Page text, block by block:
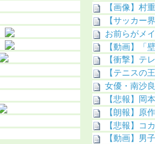
【画像】村
【サッカー
お前らがメ
【動画】「
【衝撃】テ
【テニスの
女優・南沙
【悲報】岡
【朗報】原
【悲報】コ
【動画】男